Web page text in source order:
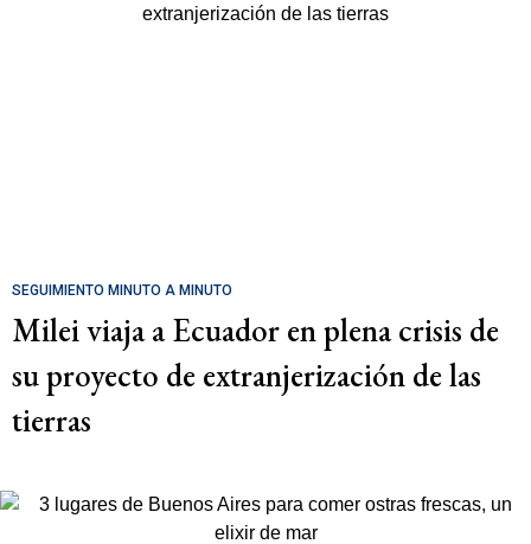
SEGUIMIENTO MINUTO A MINUTO
Milei viaja a Ecuador en plena crisis de
su proyecto de extranjerización de las
tierras